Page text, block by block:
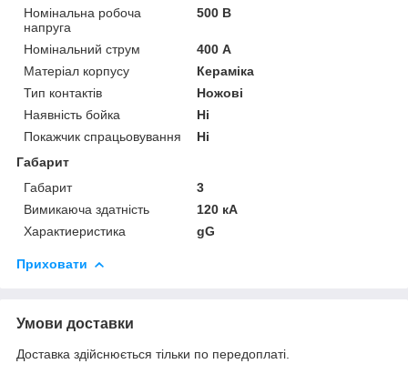
Номінальна робоча
напруга
500 В
Номінальний струм
400 А
Матеріал корпусу
Кераміка
Тип контактів
Ножові
Наявність бойка
Ні
Покажчик спрацьовування
Ні
Габарит
Габарит
3
Вимикаюча здатність
120 кА
Характиеристика
gG
Приховати
Умови доставки
Доставка здійснюється тільки по передоплаті.